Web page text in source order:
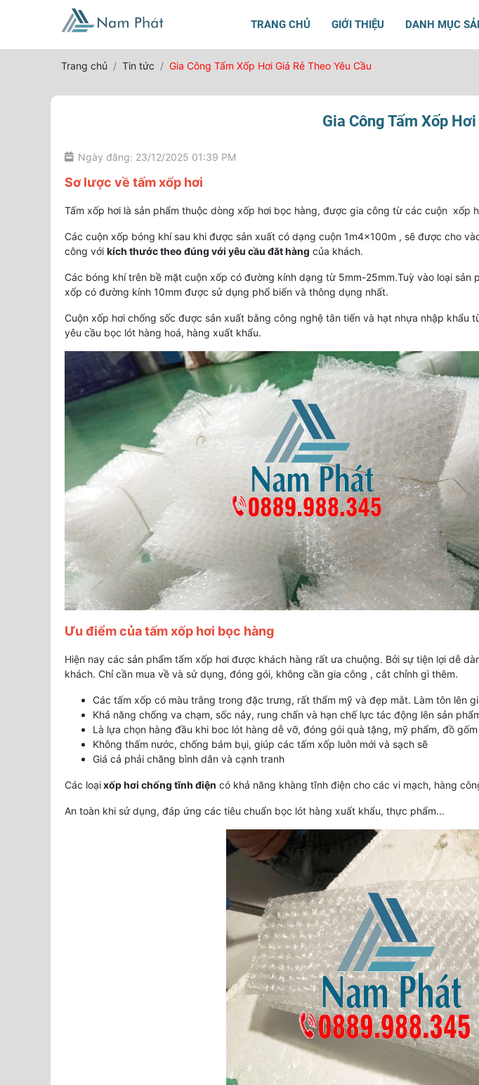
TRANG CHỦ GIỚI THIỆU DANH MỤC
Trang chủ Tin tức Gia Công Tấm Xốp Hơi Giá Rẻ Theo Yêu Cầu
Gia Công Tấm Xốp
Ngày đăng: 23/12/2025 01:39 PM
Sơ lược về tấm xốp hơi
Tấm xốp hơi là sản phẩm thuộc dòng xốp hơi bọc hàng, được gia công từ các cuộn xốp
Các cuộn xốp bóng khí sau khi được sản xuất có dạng cuộn 1m4x100m , sẽ được cho
công với kích thước theo đúng với yêu cầu đăt hàng của khách.
Các bóng khí trên bề mặt cuộn xốp có đường kính dạng từ 5mm-25mm.Tuỳ vào loại
xốp có đường kính 10mm được sử dụng phổ biến và thông dụng nhất.
Cuộn xốp hơi chống sốc được sản xuất bằng công nghệ tân tiến và hạt nhựa nhập
yêu cầu bọc lót hàng hoá, hàng xuất khẩu.
Ưu điểm của tấm xốp hơi bọc hàng
Hiện nay các sản phẩm tấm xốp hơi được khách hàng rất ưa chuộng. Bởi sự tiện lợi dễ
khách. Chỉ cần mua về và sử dụng, đóng gói, không cần gia công , cắt chỉnh gì thêm.
Các tấm xốp có màu trắng trong đặc trưng, rất thẩm mỹ và đẹp mắt. Làm tôn lên
Khả năng chống va chạm, sốc nảy, rung chấn và hạn chế lực tác động lên sản
Là lựa chọn hàng đầu khi boc lót hàng dễ vỡ, đóng gói quà tặng, mỹ phẩm, đồ
Không thấm nước, chống bám bụi, giúp các tấm xốp luôn mới và sạch sẽ
Giá cả phải chăng bình dân và cạnh tranh
Các loạixốp hơi chống tĩnh điện có khả năng khàng tĩnh điện cho các vi mạch, hàng
An toàn khi sử dụng, đáp ứng các tiêu chuẩn bọc lót hàng xuất khẩu, thực phẩm...